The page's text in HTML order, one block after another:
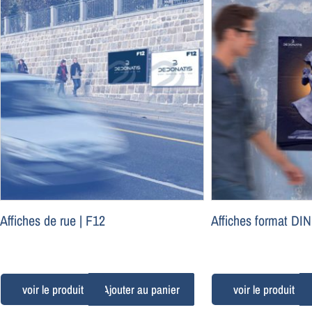
Affiches de rue | F12
Ajouter au panier
Affiches format DIN